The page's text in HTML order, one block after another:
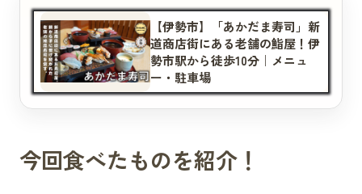
鉄火（220円）
カッパ（180円）
シーチキン（180円）
ネギトロ（220円）
えびマヨネーズ（220円）
納豆（160円）
【伊勢市】「あかだま寿司」新
道商店街にある老舗の鮨屋！伊
勢市駅から徒歩10分｜メニュ
ー・駐車場
今回食べたものを紹介！